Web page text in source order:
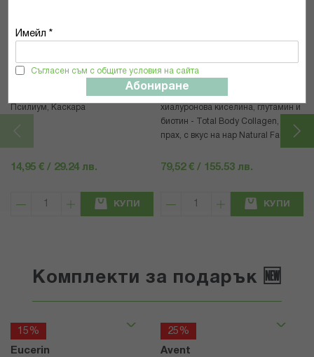
Имейл *
Съгласен съм с общите условия на сайта
Абониране
SWANSON
Псилиум, Каскара
14,95 € / 29.24 лв.
КУПИ
Natural Factors
Хидролизиран говежди колаген с
хиалуронова киселина, глутамин и
биотин - Total Body Collagen, 500 g
прах, с вкус на нар Natural Factors
79,52 € / 155.53 лв.
КУПИ
Комплекти за подарък 🆕
15%
Eucerin
25%
Avent